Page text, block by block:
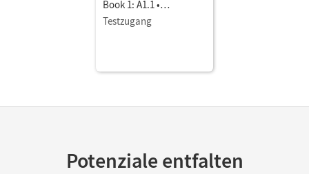
Book 1: A1.1 •
Coursebook als E-Book
Mit Medien
Testzugang
Potenziale entfalten